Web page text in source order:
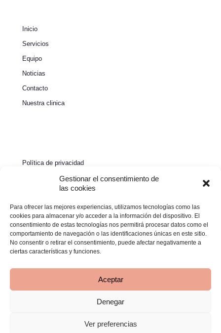
Gestionar el consentimiento de
las cookies
Para ofrecer las mejores experiencias, utilizamos tecnologías como las
cookies para almacenar y/o acceder a la información del dispositivo. El
consentimiento de estas tecnologías nos permitirá procesar datos como el
comportamiento de navegación o las identificaciones únicas en este sitio.
No consentir o retirar el consentimiento, puede afectar negativamente a
ciertas características y funciones.
Aceptar
Denegar
Ver preferencias
Inicio
Servicios
Equipo
Noticias
Contacto
Nuestra clinica
Política de privacidad
Política de cookies
Declaración de accesibilidad
Desarrollado porTOOOLS